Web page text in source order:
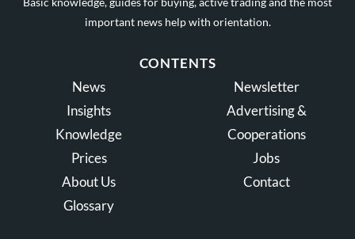
important news help with orientation.
CONTENTS
News
Insights
Knowledge
Prices
About Us
Glossary
Newsletter
Advertising &
Cooperations
Jobs
Contact